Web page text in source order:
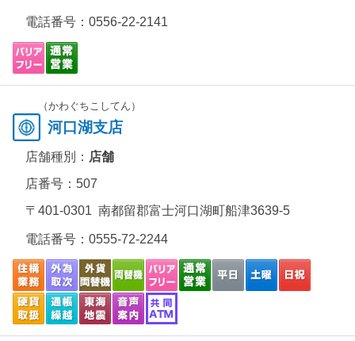
電話番号： 0556-22-2141
（かわぐちこしてん）
河口湖支店
店舗種別： 店舗
店番号：507
〒401-0301 南都留郡富士河口湖町船津3639-5
電話番号： 0555-72-2244